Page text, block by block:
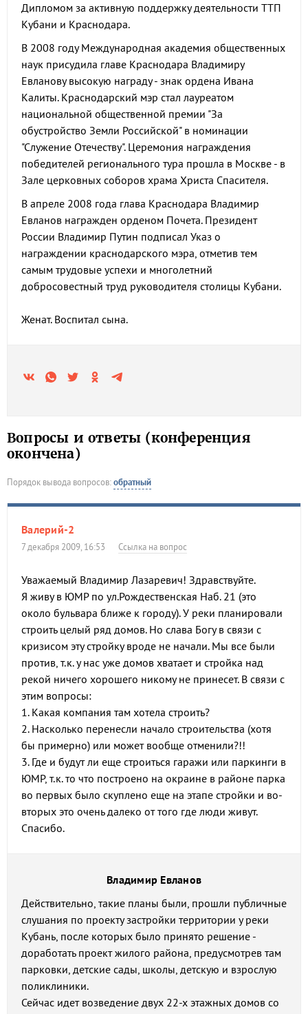
Дипломом за активную поддержку деятельности ТТП
Кубани и Краснодара.
В 2008 году Международная академия общественных
наук присудила главе Краснодара Владимиру
Евланову высокую награду - знак ордена Ивана
Калиты. Краснодарский мэр стал лауреатом
национальной общественной премии "За
обустройство Земли Российской" в номинации
"Служение Отечеству". Церемония награждения
победителей регионального тура прошла в Москве - в
Зале церковных соборов храма Христа Спасителя.
В апреле 2008 года глава Краснодара Владимир
Евланов награжден орденом Почета. Президент
России Владимир Путин подписал Указ о
награждении краснодарского мэра, отметив тем
самым трудовые успехи и многолетний
добросовестный труд руководителя столицы Кубани.
Женат. Воспитал сына.
Вопросы и ответы (конференция
окончена)
Порядок вывода вопросов:обратный
Валерий-2
7 декабря 2009, 16:53 Ссылка на вопрос
Уважаемый Владимир Лазаревич! Здравствуйте.
Я живу в ЮМР по ул.Рождественская Наб. 21 (это
около бульвара ближе к городу). У реки планировали
строить целый ряд домов. Но слава Богу в связи с
кризисом эту стройку вроде не начали. Мы все были
против, т.к. у нас уже домов хватает и стройка над
рекой ничего хорошего никому не принесет. В связи с
этим вопросы:
1. Какая компания там хотела строить?
2. Насколько перенесли начало строительства (хотя
бы примерно) или может вообще отменили?!!
3. Где и будут ли еще строиться гаражи или паркинги в
ЮМР, т.к. то что построено на окраине в районе парка
во первых было скуплено еще на этапе стройки и во-
вторых это очень далеко от того где люди живут.
Спасибо.
Владимир Евланов
Действительно, такие планы были, прошли публичные
слушания по проекту застройки территории у реки
Кубань, после которых было принято решение -
доработать проект жилого района, предусмотрев там
парковки, детские сады, школы, детскую и взрослую
поликлиники.
Сейчас идет возведение двух 22-х этажных домов со